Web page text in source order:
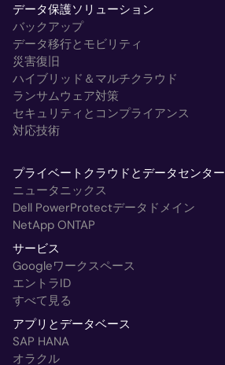
データ保護ソリューション
バックアップ
データ移行とモビリティ
災害復旧
ハイブリッド＆マルチクラウド
ランサムウェア対策
セキュリティとコンプライアンス
対応技術
プライベートクラウドとデータセンター
ニュータニックス
Dell PowerProtectデータドメイン
NetApp ONTAP
サービス
Googleワークスペース
エントラID
すべて見る
アプリとデータベース
SAP HANA
オラクル